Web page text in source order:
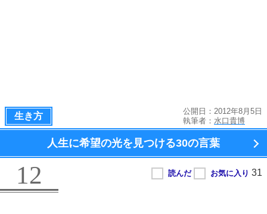
生き方
公開日：2012年8月5日
執筆者： 水口貴博
人生に希望の光を見つける30の言葉
12